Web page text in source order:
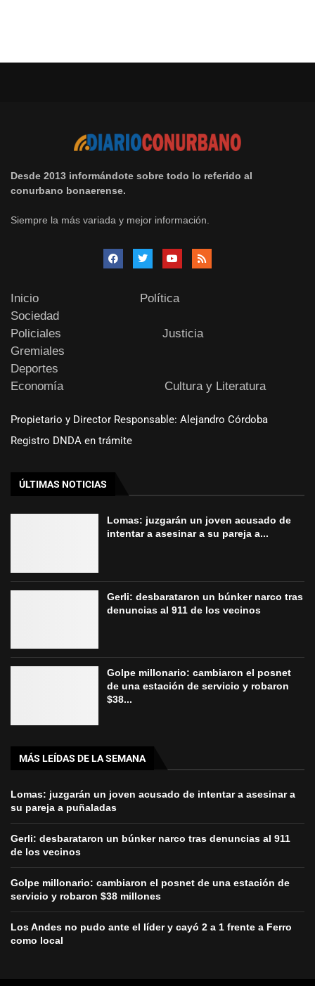
Desde 2013 informándote sobre todo lo referido al
conurbano bonaerense.
Siempre la más variada y mejor información.
Inicio
Política
Sociedad
Policiales
Justicia
Gremiales
Deportes
Economía
Cultura y Literatura
Propietario y Director Responsable: Alejandro Córdoba
Registro DNDA en trámite
ÚLTIMAS NOTICIAS
Lomas: juzgarán un joven acusado de
intentar a asesinar a su pareja a...
Gerli: desbarataron un búnker narco tras
denuncias al 911 de los vecinos
Golpe millonario: cambiaron el posnet
de una estación de servicio y robaron
$38...
MÁS LEÍDAS DE LA SEMANA
Lomas: juzgarán un joven acusado de intentar a asesinar a
su pareja a puñaladas
Gerli: desbarataron un búnker narco tras denuncias al 911
de los vecinos
Golpe millonario: cambiaron el posnet de una estación de
servicio y robaron $38 millones
Los Andes no pudo ante el líder y cayó 2 a 1 frente a Ferro
como local